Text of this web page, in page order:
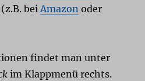
bei Amazon oder
findet man unter
im Klappmenü rechts.